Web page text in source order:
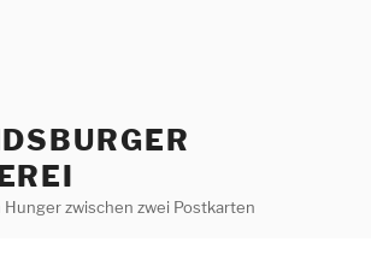
zwischen zwei Postkarten